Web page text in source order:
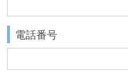
電話番号